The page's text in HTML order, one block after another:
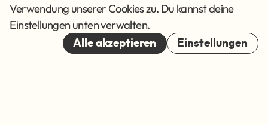
© 2026
Verwendung unserer Cookies zu. Du kannst deine
Einstellungen unten verwalten.
Alle akzeptieren Einstellungen